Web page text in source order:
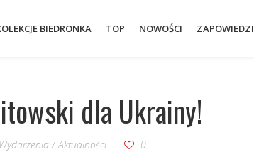
BIEDRONKA TOP NOWOŚCI ZAPOWIEDZI
dla Ukrainy!
Wydarzenia /Aktualności 0